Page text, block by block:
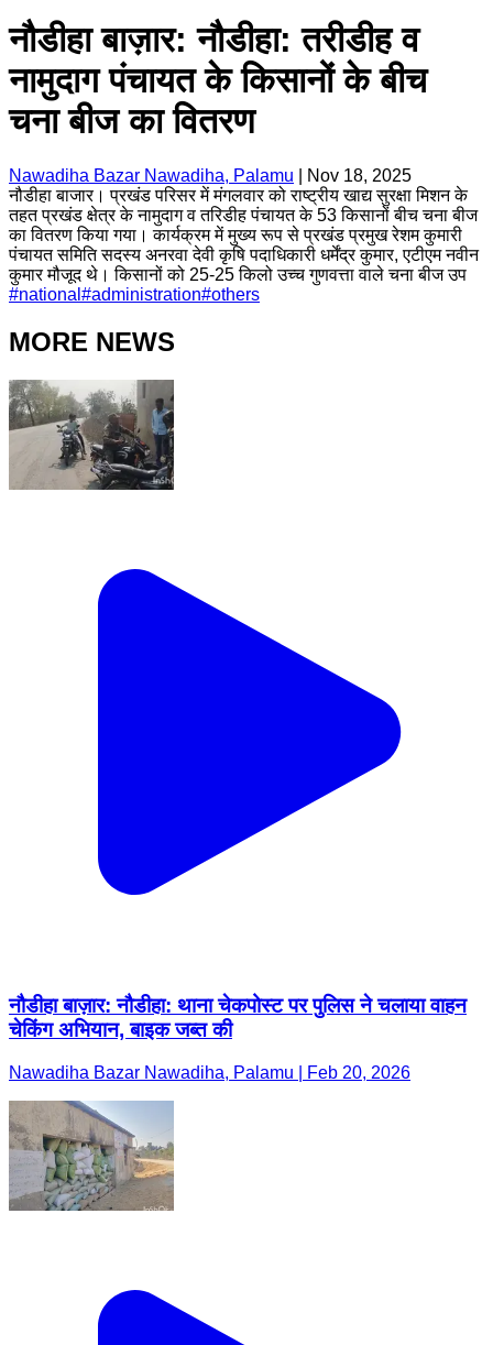
नौडीहा बाज़ार: नौडीहा: तरीडीह व
नामुदाग पंचायत के किसानों के बीच
चना बीज का वितरण
Nawadiha Bazar Nawadiha, Palamu
Nov 18, 2025
नौडीहा बाजार। प्रखंड परिसर में मंगलवार को राष्ट्रीय खाद्य सुरक्षा मिशन के
तहत प्रखंड क्षेत्र के नामुदाग व तरिडीह पंचायत के 53 किसानों बीच चना बीज
का वितरण किया गया। कार्यक्रम में मुख्य रूप से प्रखंड प्रमुख रेशम कुमारी
पंचायत समिति सदस्य अनरवा देवी कृषि पदाधिकारी धर्मेंद्र कुमार, एटीएम नवीन
कुमार मौजूद थे। किसानों को 25-25 किलो उच्च गुणवत्ता वाले चना बीज उप
#national #administration#others
MORE NEWS
नौडीहा बाज़ार: नौडीहा: थाना चेकपोस्ट पर पुलिस ने चलाया वाहन
चेकिंग अभियान, बाइक जब्त की
Nawadiha Bazar Nawadiha, Palamu | Feb 20, 2026